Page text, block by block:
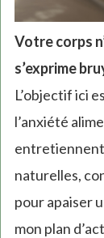
Votre corps
s’exprime
L’objectif ici
l’anxiété
entretiennent
naturelles,
pour apaiser
mon plan